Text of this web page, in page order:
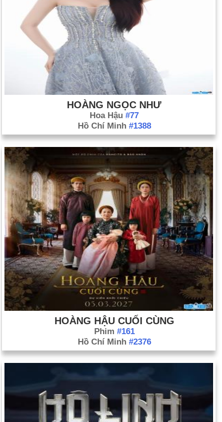
HOÀNG NGỌC NHƯ
Hoa Hậu #77
Hồ Chí Minh #1388
HOÀNG HẬU CUỐI CÙNG
Phim #161
Hồ Chí Minh #2376